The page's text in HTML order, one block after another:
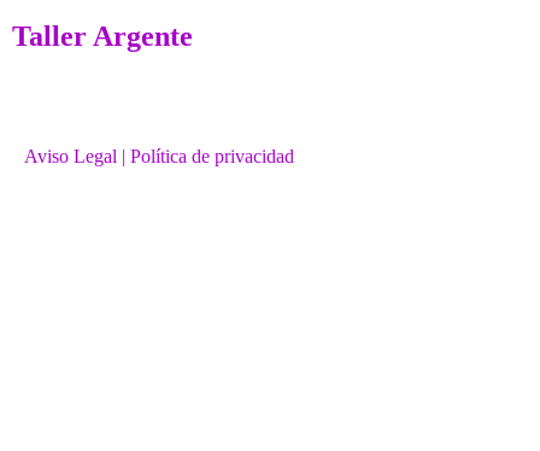
Taller Argente
Aviso Legal | Política de privacidad